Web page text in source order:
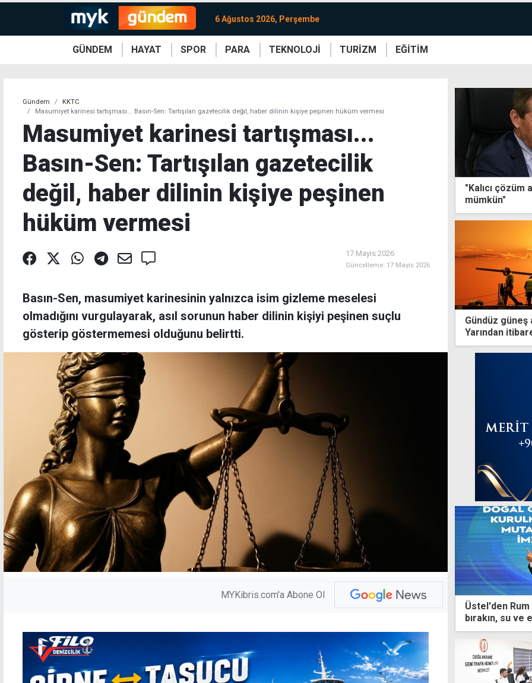
6 Ağustos 2026, Perşembe
GÜNDEM HAYAT SPOR PARA TEKNOLOJİ TURİZM EĞİTİM
Gündem
KKTC
Masumiyet karinesi tartışması... Basın-Sen: Tartışılan gazetecilik değil, haber dilinin kişiye peşinen hüküm vermesi
Masumiyet karinesi tartışması...
Basın-Sen: Tartışılan gazetecilik
değil, haber dilinin kişiye peşinen
hüküm vermesi
17 Mayıs 2026
Güncelleme: 17 Mayıs 2026
Basın-Sen, masumiyet karinesinin yalnızca isim gizleme meselesi
olmadığını vurgulayarak, asıl sorunun haber dilinin kişiyi peşinen suçlu
gösterip göstermemesi olduğunu belirtti.
MYKibris.com'a Abone Ol
"Kalıcı
mümkün"
Gündüz güneş
Yarından
Üstel'den Rum
bırakın, su ve